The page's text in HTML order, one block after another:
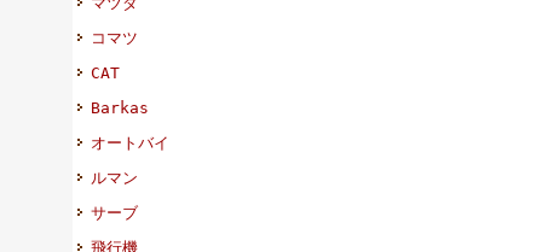
コマツ
CAT
Barkas
オートバイ
ルマン
サーブ
飛行機